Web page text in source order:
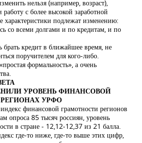
нельзя (например, возраст),
с более высокой заработной
характеристики подлежат изменению:
со всеми долгами и по кредитам, и по
брать кредит в ближайшее время, не
поручителем для кого-либо.
формальность», а очень
УРОВЕНЬ ФИНАНСОВОЙ
УРФО
финансовой грамотности регионов
опроса 85 тысяч россиян, уровень
в стране - 12,12-12,37 из 21 балла.
где-то ниже, где-то выше этих цифр,